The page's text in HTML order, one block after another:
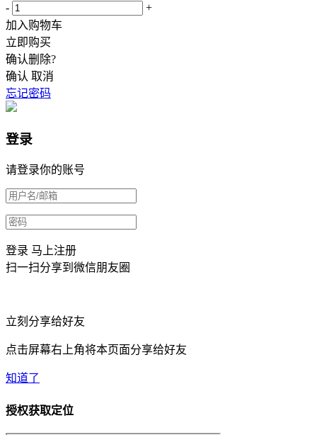
-
+
加入购物车
立即购买
确认删除?
确认 取消
忘记密码
登录
请登录你的账号
登录 马上注册
扫一扫分享到微信朋友圈
立刻分享给好友
点击屏幕右上角将本页面分享给好友
知道了
授权获取定位